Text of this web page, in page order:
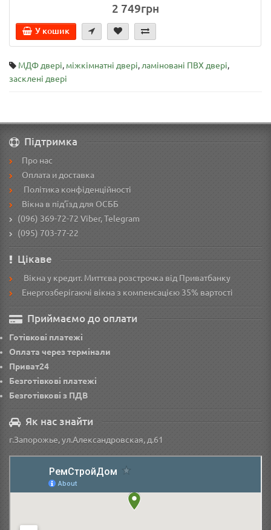
2 749грн
У кошик
МДФ двері, міжкімнатні двері, ламіновані ПВХ двері,
засклені двері
Підтримка
Про нас
Оплата и доставка
Політика конфіденційності
Вікна в під’їзд для ОСББ
(096) 369-72-72 Viber, Telegram
(095) 703-77-22
Цікаве
Вікна у кредит. Миттєва розстрочка від Приватбанку
Енергозберігаючі вікна з компенсацією 35% вартості
Приймаємо до оплати
Готівкові платежі
Оплата через термінали
Приват24
Безготівкові платежі
Безготівкові з ПДВ
Як нас знайти
г.Запорожье, ул.Александровская, д.61